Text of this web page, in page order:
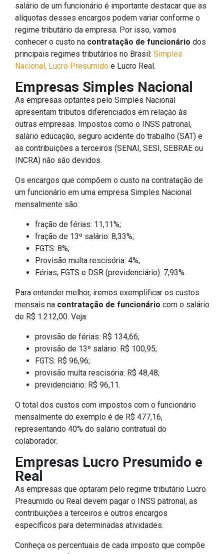
salário de um funcionário é importante destacar que as
alíquotas desses encargos podem variar conforme o
regime tributário da empresa. Por isso, vamos
conhecer o custo na contratação de funcionário dos
principais regimes tributários no Brasil: Simples
Nacional, Lucro Presumido e Lucro Real.
Empresas Simples Nacional
As empresas optantes pelo Simples Nacional
apresentam tributos diferenciados em relação às
outras empresas. Impostos como o INSS patronal,
salário educação, seguro acidente do trabalho (SAT) e
as contribuições a terceiros (SENAI, SESI, SEBRAE ou
INCRA) não são devidos.
Os encargos que compõem o custo na contratação de
um funcionário em uma empresa Simples Nacional
mensalmente são:
fração de férias: 11,11%;
fração de 13º salário: 8,33%;
FGTS: 8%;
Provisão multa rescisória: 4%;
Férias, FGTS e DSR (previdenciário): 7,93%.
Para entender melhor, iremos exemplificar os custos
mensais na contratação de funcionário com o salário
de R$ 1.212,00. Veja:
provisão de férias: R$ 134,66;
provisão de 13º salário: R$ 100,95;
FGTS: R$ 96,96;
provisão multa rescisória: R$ 48,48;
previdenciário: R$ 96,11.
O total dos custos com impostos com o funcionário
mensalmente do exemplo é de R$ 477,16,
representando 40% do salário contratual do
colaborador.
Empresas Lucro Presumido e
Real
As empresas que optaram pelo regime tributário Lucro
Presumido ou Real devem pagar o INSS patronal, as
contribuições a terceiros e outros encargos
específicos para determinadas atividades.
Conheça os percentuais de cada imposto que compõe